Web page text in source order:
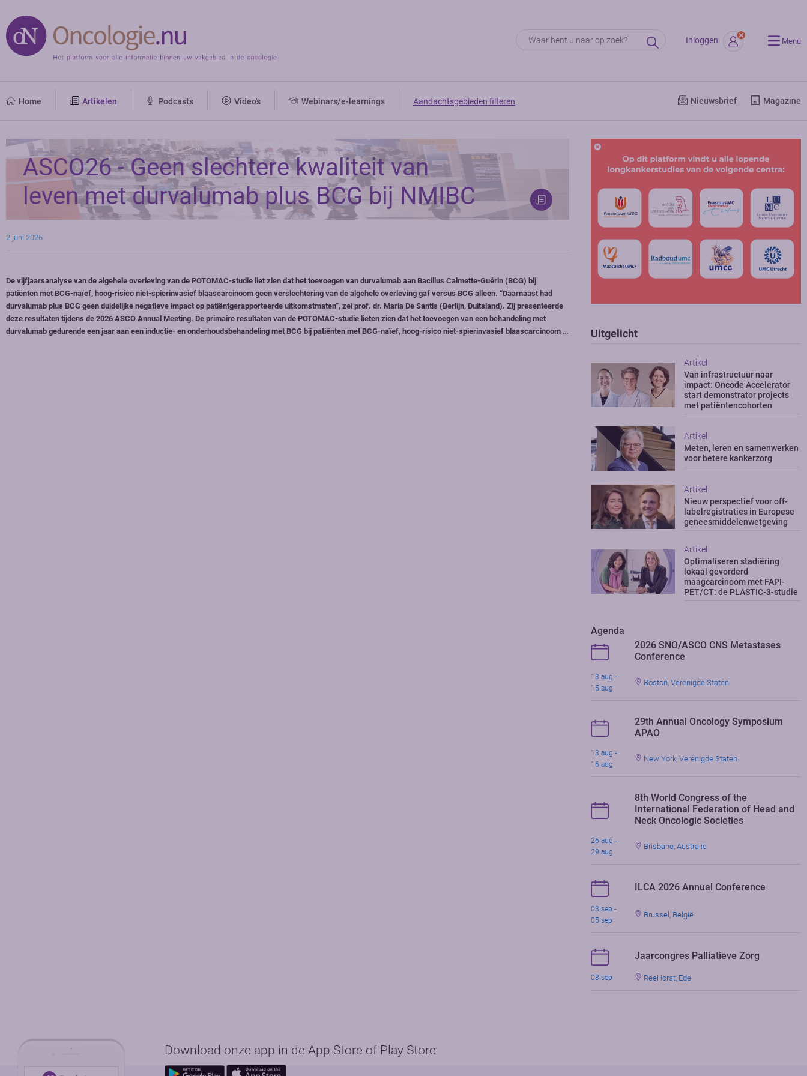
Inloggen Menu
Home Artikelen Podcasts Video's Webinars/e-learnings Aandachtsgebieden filteren Nieuwsbrief Magazine
ASCO26 - Geen slechtere kwaliteit van
leven met durvalumab plus BCG bij NMIBC
2 juni 2026
De vijfjaarsanalyse van de algehele overleving van de POTOMAC-studie liet zien dat het toevoegen van durvalumab aan Bacillus Calmette-Guérin (BCG) bij
patiënten met BCG-naïef, hoog-risico niet-spierinvasief blaascarcinoom geen verslechtering van de algehele overleving gaf versus BCG alleen. “Daarnaast had
durvalumab plus BCG geen duidelijke negatieve impact op patiëntgerapporteerde uitkomstmaten”, zei prof. dr. Maria De Santis (Berlijn, Duitsland). Zij presenteerde
deze resultaten tijdens de 2026 ASCO Annual Meeting. De primaire resultaten van de POTOMAC-studie lieten zien dat het toevoegen van een behandeling met
durvalumab gedurende een jaar aan een inductie- en onderhoudsbehandeling met BCG bij patiënten met BCG-naïef, hoog-risico niet-spierinvasief blaascarcinoom …
Uitgelicht
Artikel
Van infrastructuur naar
impact: Oncode Accelerator
start demonstrator projects
met patiëntencohorten
Artikel
Meten, leren en samenwerken
voor betere kankerzorg
Artikel
Nieuw perspectief voor off-
labelregistraties in Europese
geneesmiddelenwetgeving
Artikel
Optimaliseren stadiëring
lokaal gevorderd
maagcarcinoom met FAPI-
PET/CT: de PLASTIC-3-studie
Agenda
2026 SNO/ASCO CNS Metastases
Conference
13 aug -
15 aug
Boston, Verenigde Staten
29th Annual Oncology Symposium
APAO
13 aug -
16 aug
New York, Verenigde Staten
8th World Congress of the
International Federation of Head and
Neck Oncologic Societies
26 aug -
29 aug
Brisbane, Australië
ILCA 2026 Annual Conference
03 sep -
05 sep
Brussel, België
Jaarcongres Palliatieve Zorg
08 sep ReeHorst, Ede
Download onze app in de App Store of Play Store